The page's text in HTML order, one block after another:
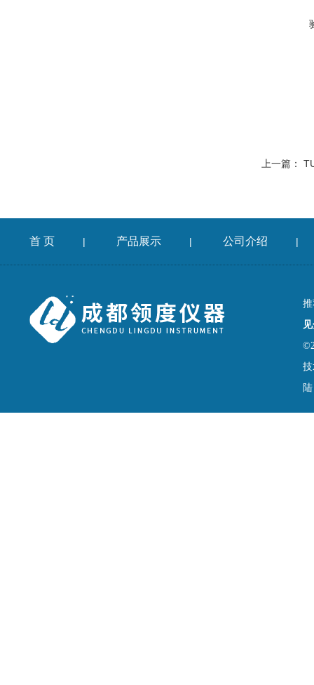
上一篇：
首 页 | 产品展示 | 公司介绍 |
陆